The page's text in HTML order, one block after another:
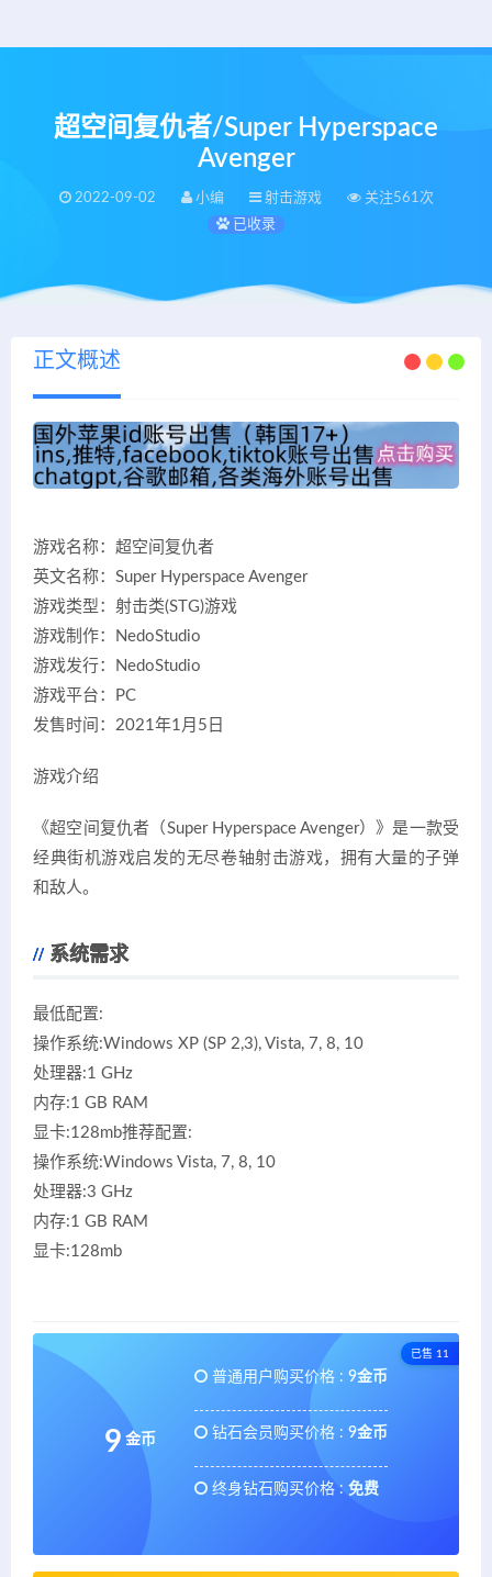
超空间复仇者/Super Hyperspace
Avenger
2022-09-02 小编 射击游戏
关注561次
已收录
正文概述
游戏名称：超空间复仇者
英文名称：Super Hyperspace Avenger
游戏类型：射击类(STG)游戏
游戏制作：NedoStudio
游戏发行：NedoStudio
游戏平台：PC
发售时间：2021年1月5日
游戏介绍
《超空间复仇者（Super Hyperspace Avenger）》是一款受
经典街机游戏启发的无尽卷轴射击游戏，拥有大量的子弹
和敌人。
系统需求
最低配置:
操作系统:Windows XP (SP 2,3), Vista, 7, 8, 10
处理器:1 GHz
内存:1 GB RAM
显卡:128mb推荐配置:
操作系统:Windows Vista, 7, 8, 10
处理器:3 GHz
内存:1 GB RAM
显卡:128mb
已售 11
9 金币
普通用户购买价格 : 9金币
钻石会员购买价格 : 9金币
终身钻石购买价格 : 免费